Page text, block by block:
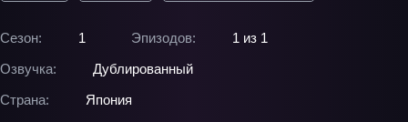
Сезон: 1 Эпизодов:
1 из 1
Озвучка:
Дублированный
Страна:
Япония